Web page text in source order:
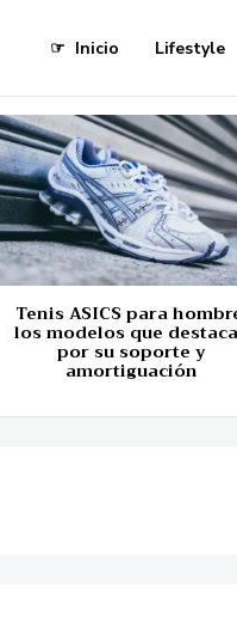
☞ Inicio Lifestyle
Tenis ASICS para
los modelos que
por su soporte y
amortiguación